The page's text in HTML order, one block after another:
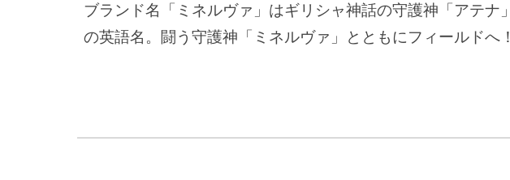
ブランド名「ミネルヴァ」はギリシャ神話の守護神「アテナ」
の英語名。闘う守護神「ミネルヴァ」とともにフィールドへ！